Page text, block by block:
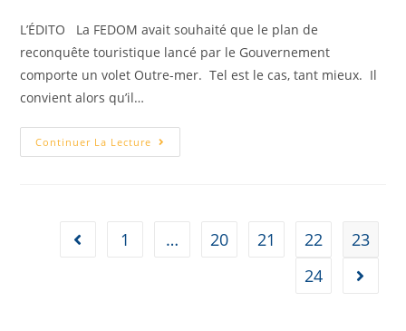
L’ÉDITO La FEDOM avait souhaité que le plan de
reconquête touristique lancé par le Gouvernement
comporte un volet Outre-mer. Tel est le cas, tant mieux. Il
convient alors qu’il…
Continuer La Lecture
1 … 20 21 22
23
24